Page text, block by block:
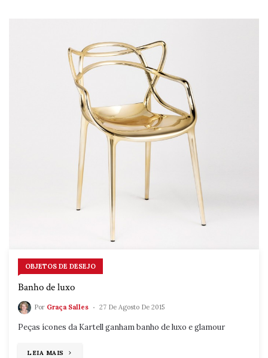
OBJETOS DE DESEJO
Banho de luxo
Por Graça Salles 27 De Agosto De 2015
Peças ícones da Kartell ganham banho de luxo e glamour
LEIA MAIS